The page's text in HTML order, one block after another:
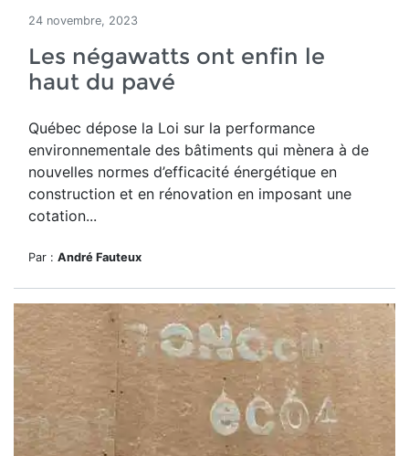
24 novembre, 2023
Les négawatts ont enfin le
haut du pavé
Québec dépose la Loi sur la performance
environnementale des bâtiments qui mènera à de
nouvelles normes d’efficacité énergétique en
construction et en rénovation en imposant une
cotation...
Par : André Fauteux